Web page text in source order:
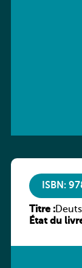
ISBN:
Titre :
État du